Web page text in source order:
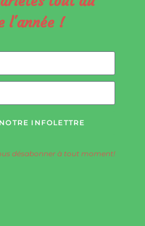
l'année !
INFOLETTRE
désabonner à tout moment!